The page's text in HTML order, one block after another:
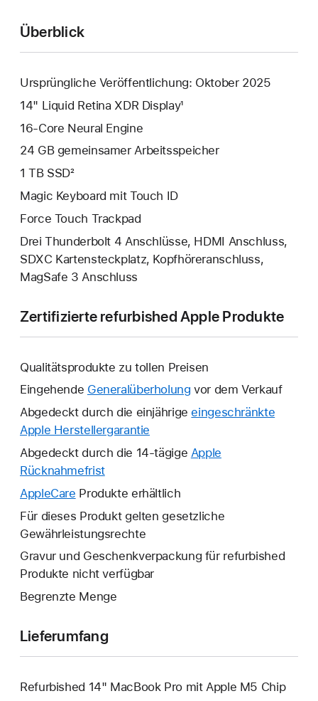
Überblick
Ursprüngliche Veröffentlichung: Oktober 2025
14" Liquid Retina XDR Display¹
16-Core Neural Engine
24 GB gemeinsamer Arbeits­speicher
1 TB SSD²
Magic Keyboard mit Touch ID
Force Touch Trackpad
Drei Thunderbolt 4 Anschlüsse, HDMI Anschluss,
SDXC Kartensteckplatz, Kopfhörer­anschluss,
MagSafe 3 Anschluss
Zertifizierte refurbished Apple Produkte
Qualitätsprodukte zu tollen Preisen
Eingehende Generalüberholung vor dem Verkauf
Abgedeckt durch die einjährige eingeschränkte
Apple Herstellergarantie
neues
geöffnet.
Abgedeckt durch die 14-tägige Apple
RücknahmefristEin
neues
wird
geöffnet.
AppleCare Ein
neues
Fenster
geöffnet.
Produkte erhältlich
Für dieses Produkt gelten gesetzliche
Gewährleistungsrechte
Gravur und Geschenkverpackung für refurbished
Produkte nicht verfügbar
Begrenzte Menge
Lieferumfang
Refurbished 14" MacBook Pro mit Apple M5 Chip